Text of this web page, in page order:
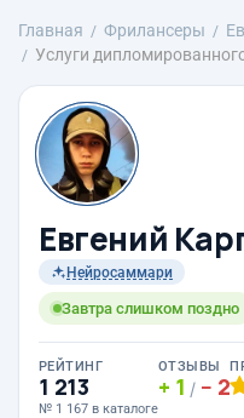
Главная Фрилансеры
Услуги
Евгений
Нейросаммари
Завтра слишком поздно
РЕЙТИНГ
1 213
№ 1 167 в каталоге
ОТЗЫВЫ
1 / 2